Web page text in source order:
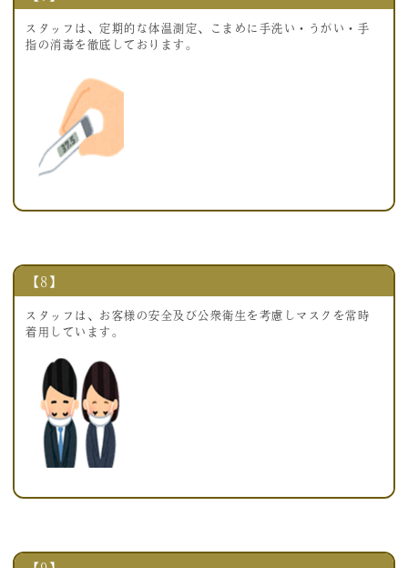
スタッフは、定期的な体温測定、こまめに手洗い・うがい・手
指の消毒を徹底しております。
【8】
スタッフは、お客様の安全及び公衆衛生を考慮しマスクを常時
着用しています。